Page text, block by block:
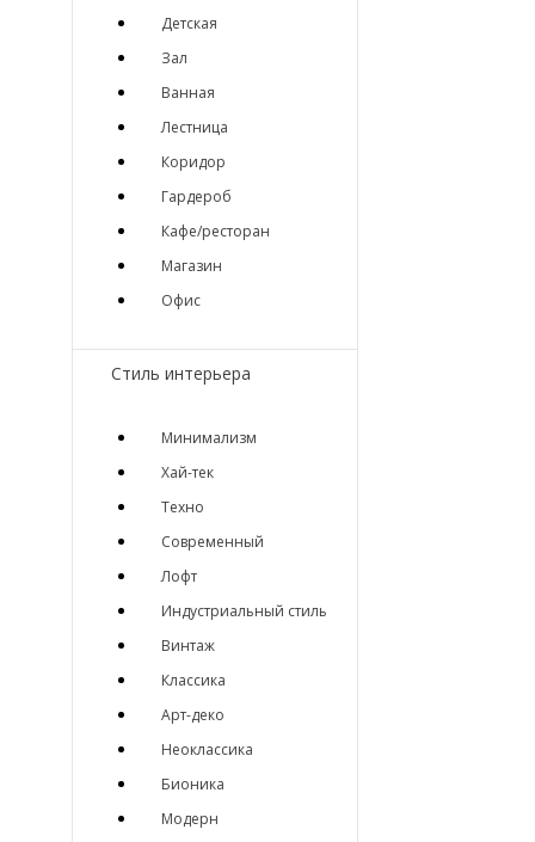
Детская
Зал
Ванная
Лестница
Коридор
Гардероб
Кафе/ресторан
Магазин
Офис
Стиль интерьера
Минимализм
Хай-тек
Техно
Современный
Лофт
Индустриальный стиль
Винтаж
Классика
Арт-деко
Неоклассика
Бионика
Модерн